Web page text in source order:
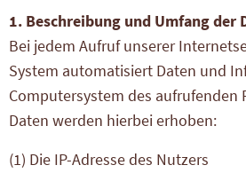
1. Beschreibung und Umfang der
Bei jedem Aufruf unserer
System automatisiert Daten und
Computersystem des aufrufenden
Daten werden hierbei erhoben:
(1) Die IP-Adresse des Nutzers